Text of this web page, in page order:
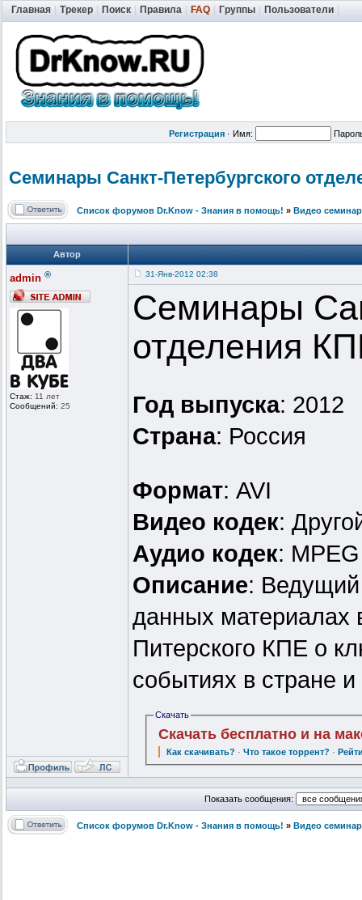
Главная Трекер Поиск Правила FAQ Группы Пользователи
Регистрация · Имя:
Семинары Санкт-Петербургского
Список форумов Dr.Know - Знания в помощь! » Видео
Автор
admin ®
Стаж: 11 лет
Сообщений: 25
31-Янв-2012 02:38
Семинары
отделения
Год выпуска: 2012
Страна: Россия
Формат: AVI
Видео кодек:
Аудио кодек:
Описание:
данных материалах
Питерского КПЕ о
событиях в стране
Скачать
Скачать бесплатно и на
Как скачивать? ·Что такое торрент? ·
Показать сообщения:
Список форумов Dr.Know - Знания в помощь! » Видео